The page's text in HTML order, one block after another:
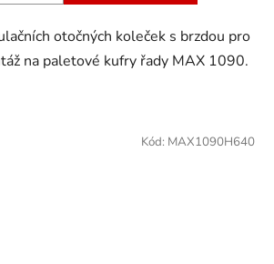
otočných koleček s brzdou pro
na paletové kufry řady MAX 1090.
Kód: MAX1090H640